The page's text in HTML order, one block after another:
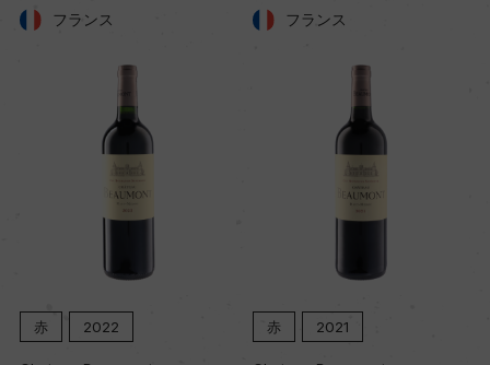
品質分類・原産地呼称
メドック 第3級格付
フランス
赤
フランス
赤